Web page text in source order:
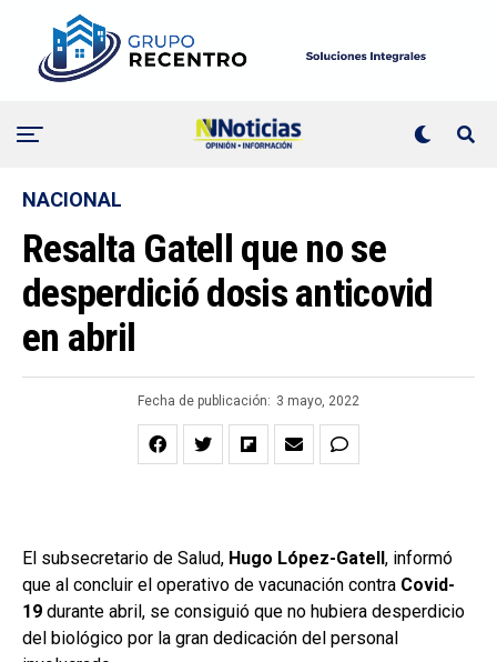
NACIONAL
Resalta Gatell que no se
desperdició dosis anticovid
en abril
Fecha de publicación: 3 mayo, 2022
El subsecretario de Salud, Hugo López-Gatell , informó
que al concluir el operativo de vacunación contra Covid-
19 durante abril, se consiguió que no hubiera desperdicio
del biológico por la gran dedicación del personal